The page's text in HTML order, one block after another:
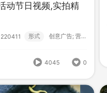
专属视频2
1969
动节日视频,实拍精
形式 创意广告; 营销短视频; 活动; 快剪;
4045 0